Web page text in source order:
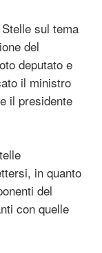
sul tema
del
deputato e
il ministro
e il presidente
in quanto
del
con quelle